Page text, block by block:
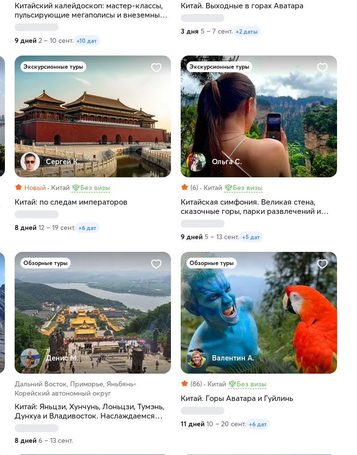
Китайский калейдоскоп: мастер-классы,
пульсирующие мегаполисы и внеземные
пейзажи
9 дней 2 – 10 сент. +10 дат
Китай. Выходные в горах Аватара
3 дня 5 – 7 сент. +2 даты
Экскурсионные туры
Сергей К.
Новый Китай Без визы
Китай: по следам императоров
8 дней 12 – 19 сент. +6 дат
Экскурсионные туры
Ольга С.
(6) Китай Без визы
Китайская симфония. Великая стена,
сказочные горы, парки развлечений и
мегаполисы
9 дней 5 – 13 сент. +5 дат
Обзорные туры
Денис М.
Дальний Восток, Приморье, Яньбянь-
Корейский автономный округ
Китай: Яньцзи, Хунчунь, Лоньцзи, Тумэнь,
Дунхуа и Владивосток. Наслаждаемся
настоящей Азией!
8 дней 6 – 13 сент.
Обзорные туры
Валентин А.
(86) Китай Без визы
Китай. Горы Аватара и Гуйлинь
11 дней 10 – 20 сент. +6 дат